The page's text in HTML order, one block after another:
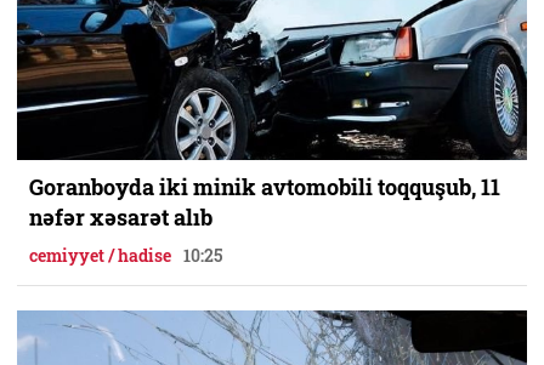
Goranboyda iki minik avtomobili toqquşub, 11
nəfər xəsarət alıb
cemiyyet / hadise 10:25